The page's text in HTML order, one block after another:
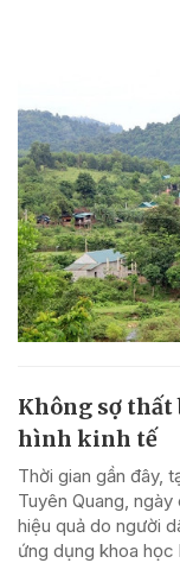
Không sợ
hình kinh tế
Thời gian gần đây,
Tuyên Quang,
hiệu quả do người
ứng dụng khoa học